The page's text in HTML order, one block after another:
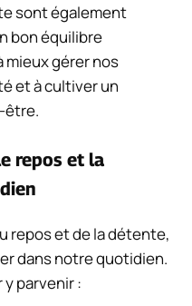
sont également
bon équilibre
mieux gérer nos
et à cultiver un
être.
repos et la
repos et de la détente,
dans notre quotidien.
parvenir :